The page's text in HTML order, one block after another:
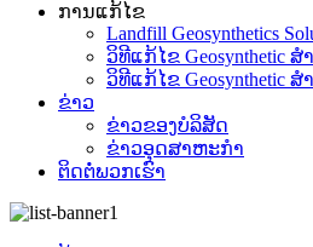
ການແກ້ໄຂ
Landfill Geosynthetics
ວິທີແກ້ໄຂ Geosynthetic
ວິທີແກ້ໄຂ Geosynthetic
ຂ່າວ
ຂ່າວຂອງບໍລິສັດ
ຂ່າວອຸດສາຫະກໍາ
ຕິດຕໍ່ພວກເຮົາ